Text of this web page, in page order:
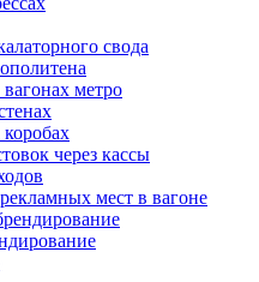
свода
метро
через кассы
мест в вагоне